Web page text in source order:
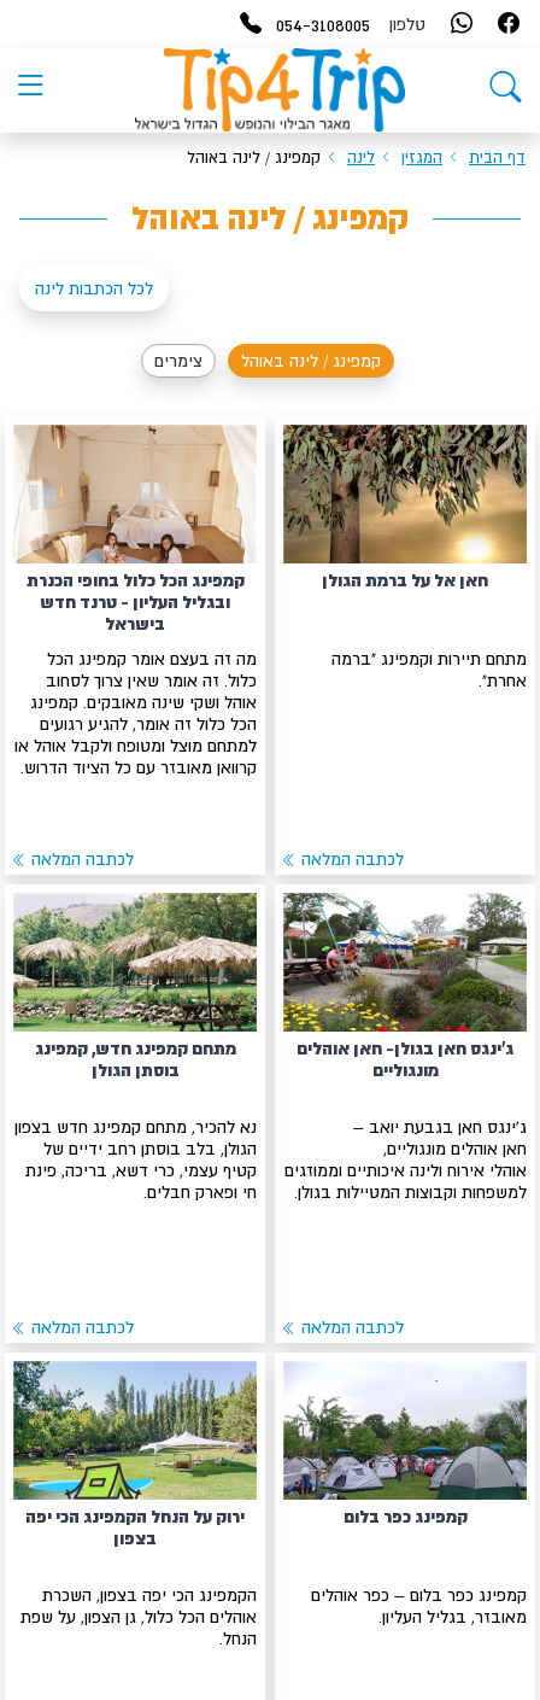
טלפון 054-3108005
דף הבית המגזין לינה קמפינג / לינה באוהל
קמפינג / לינה באוהל
לכל הכתבות לינה
קמפינג / לינה באוהל צימרים
חאן אל על ברמת הגולן
מתחם תיירות וקמפינג "ברמה
אחרת".
לכתבה המלאה
קמפינג הכל כלול בחופי הכנרת
ובגליל העליון - טרנד חדש
בישראל
מה זה בעצם אומר קמפינג הכל
כלול. זה אומר שאין צרוך לסחוב
אוהל ושקי שינה מאובקים. קמפינג
הכל כלול זה אומר, להגיע רגועים
למתחם מוצל ומטופח ולקבל אוהל או
קרוואן מאובזר עם כל הציוד הדרוש.
לכתבה המלאה
ג'ינגס חאן בגולן- חאן אוהלים
מונגוליים
ג'ינגס חאן בגבעת יואב –
חאן אוהלים מונגוליים,
אוהלי אירוח ולינה איכותיים וממוזגים
למשפחות וקבוצות המטיילות בגולן.
לכתבה המלאה
מתחם קמפינג חדש, קמפינג
בוסתן הגולן
נא להכיר, מתחם קמפינג חדש בצפון
הגולן, בלב בוסתן רחב ידיים של
קטיף עצמי, כרי דשא, בריכה, פינת
חי ופארק חבלים.
לכתבה המלאה
קמפינג כפר בלום
קמפינג כפר בלום – כפר אוהלים
מאובזר, בגליל העליון.
ירוק על הנחל הקמפינג הכי יפה
בצפון
הקמפינג הכי יפה בצפון, השכרת
אוהלים הכל כלול, גן הצפון, על שפת
הנחל.